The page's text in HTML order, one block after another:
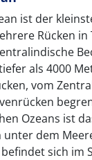
ist der
Rücken in
als 4000
vom
Ozeans ist
dem
sich im